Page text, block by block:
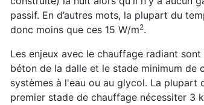
passif. En d’autres mots, la plupart du
donc moins que ces 15 W/m2.
Les enjeux avec le chauffage radiant sont
béton de la dalle et le stade minimum de
systèmes à l'eau ou au glycol. La plupart
premier stade de chauffage nécessiter 3